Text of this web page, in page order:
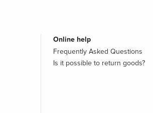
Online help
Frequently Asked Questions
Is it possible to return goods?